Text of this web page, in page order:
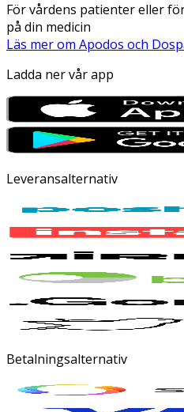
För vårdens patienter eller
på din medicin
Läs mer om Apodos och
Ladda ner vår app
Leveransalternativ
Betalningsalternativ